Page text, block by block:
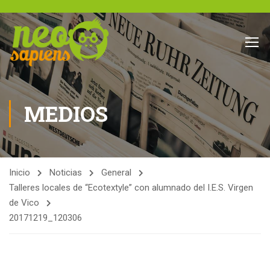
MEDIOS
Inicio Noticias
General
Talleres locales de “Ecotextyle” con alumnado del I.E.S. Virgen
de Vico
20171219_120306